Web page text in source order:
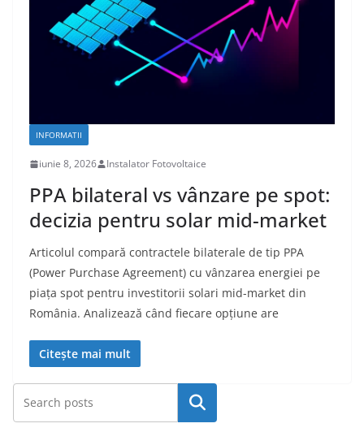
INFORMATII
iunie 8, 2026 Instalator Fotovoltaice
PPA bilateral vs vânzare pe spot:
decizia pentru solar mid-market
Articolul compară contractele bilaterale de tip PPA
(Power Purchase Agreement) cu vânzarea energiei pe
piața spot pentru investitorii solari mid-market din
România. Analizează când fiecare opțiune are
Citește mai mult
Caută